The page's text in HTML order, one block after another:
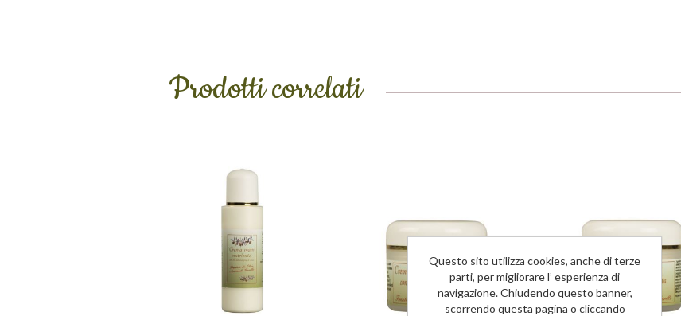
Prodotti correlati
Questo sito utilizza cookies, anche di terze
parti, per migliorare l’ esperienza di
navigazione. Chiudendo questo banner,
scorrendo questa pagina o cliccando